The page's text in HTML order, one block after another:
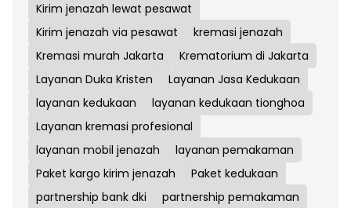
Kirim jenazah lewat pesawat
Kirim jenazah via pesawat
kremasi jenazah
Kremasi murah Jakarta
Krematorium di Jakarta
Layanan Duka Kristen
Layanan Jasa Kedukaan
layanan kedukaan
layanan kedukaan tionghoa
Layanan kremasi profesional
layanan mobil jenazah
layanan pemakaman
Paket kargo kirim jenazah
Paket kedukaan
partnership bank dki
partnership pemakaman